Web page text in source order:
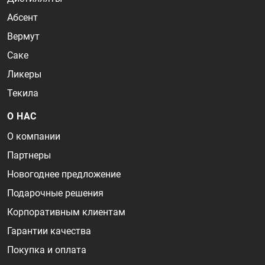
Абсент
Вермут
Саке
Ликеры
Текила
О НАС
О компании
Партнеры
Новогоднее предложение
Подарочные решения
Корпоративным клиентам
Гарантии качества
Покупка и оплата